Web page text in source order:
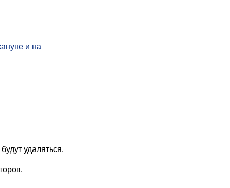
и на
удаляться.